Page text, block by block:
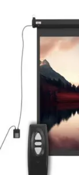
Consejos de Viaje
OcultosPlanificación
Viajar por España